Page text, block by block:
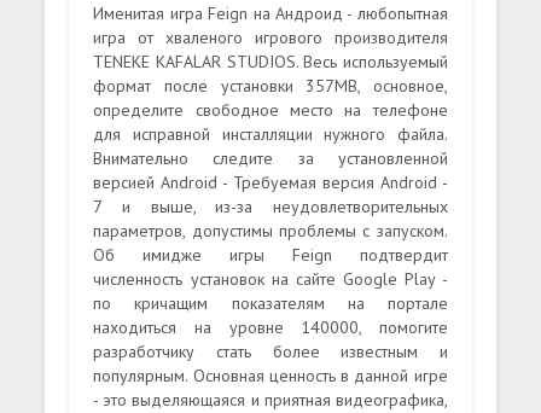
Именитая игра Feign на Андроид - любопытная
игра от хваленого игрового производителя
TENEKE KAFALAR STUDIOS. Весь используемый
формат после установки 357MB, основное,
определите свободное место на телефоне
для исправной инсталляции нужного файла.
Внимательно следите за установленной
версией Android - Требуемая версия Android -
7 и выше, из-за неудовлетворительных
параметров, допустимы проблемы с запуском.
Об имидже игры Feign подтвердит
численность установок на сайте Google Play -
по кричащим показателям на портале
находиться на уровне 140000, помогите
разработчику стать более известным и
популярным. Основная ценность в данной игре
- это выделяющаяся и приятная видеографика,